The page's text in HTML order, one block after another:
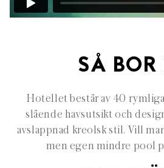
SÅ BOR
Hotellet består av 40
slående havsutsikt och
avslappnad kreolsk stil. Vill
men egen mindre pool